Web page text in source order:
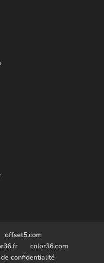
offset5.com
color36.com
confidentialité